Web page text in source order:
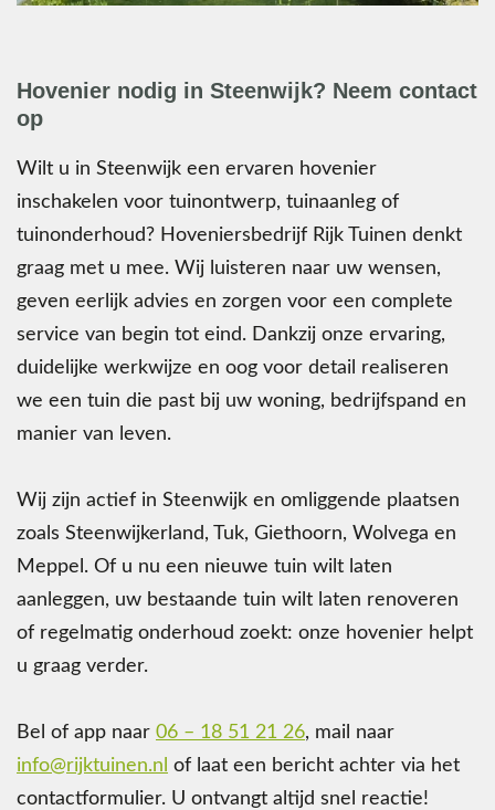
Hovenier nodig in Steenwijk? Neem contact
op
Wilt u in Steenwijk een ervaren hovenier
inschakelen voor tuinontwerp, tuinaanleg of
tuinonderhoud? Hoveniersbedrijf Rijk Tuinen denkt
graag met u mee. Wij luisteren naar uw wensen,
geven eerlijk advies en zorgen voor een complete
service van begin tot eind. Dankzij onze ervaring,
duidelijke werkwijze en oog voor detail realiseren
we een tuin die past bij uw woning, bedrijfspand en
manier van leven.
Wij zijn actief in Steenwijk en omliggende plaatsen
zoals Steenwijkerland, Tuk, Giethoorn, Wolvega en
Meppel. Of u nu een nieuwe tuin wilt laten
aanleggen, uw bestaande tuin wilt laten renoveren
of regelmatig onderhoud zoekt: onze hovenier helpt
u graag verder.
Bel of app naar 06 – 18 51 21 26, mail naar
info@rijktuinen.nl of laat een bericht achter via het
contactformulier. U ontvangt altijd snel reactie!